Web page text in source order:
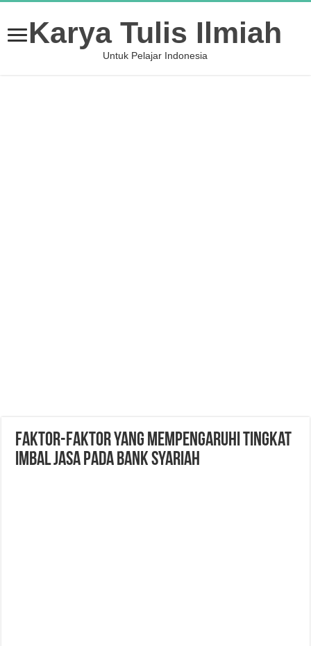
Karya Tulis Ilmiah
Untuk Pelajar Indonesia
Faktor-Faktor yang Mempengaruhi Tingkat
Imbal Jasa pada Bank Syariah